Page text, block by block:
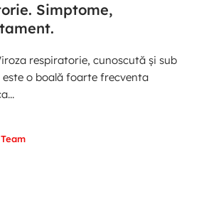
Simptome,
respiratorie, cunoscută și sub
este o boală foarte frecventa